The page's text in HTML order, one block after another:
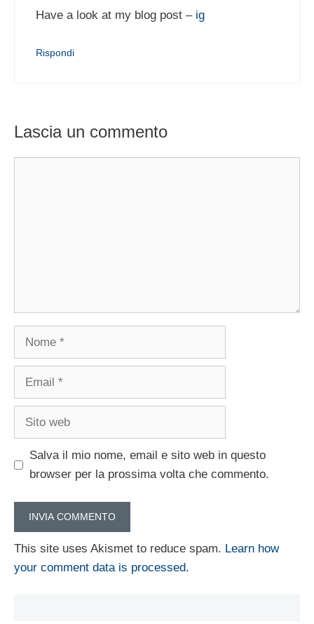
Have a look at my blog post – ig
Rispondi
Lascia un commento
Nome
Email
Sito
Salva il mio nome, email e sito web in questo
browser per la prossima volta che commento.
This site uses Akismet to reduce spam. Learn how
your comment data is processed.